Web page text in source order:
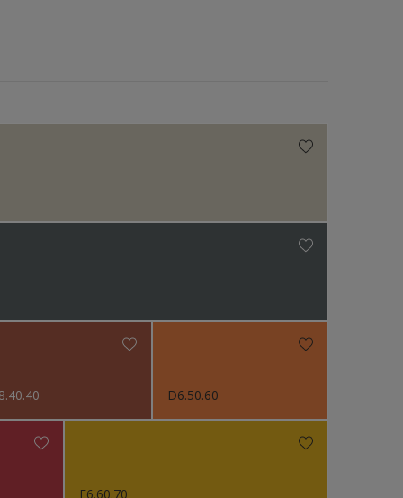
D6.50.60
F6.60.70